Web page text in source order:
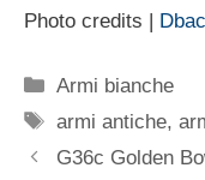
Photo credits |
Categorie
Armi bianche
Tag
armi antiche,
G36c Golden